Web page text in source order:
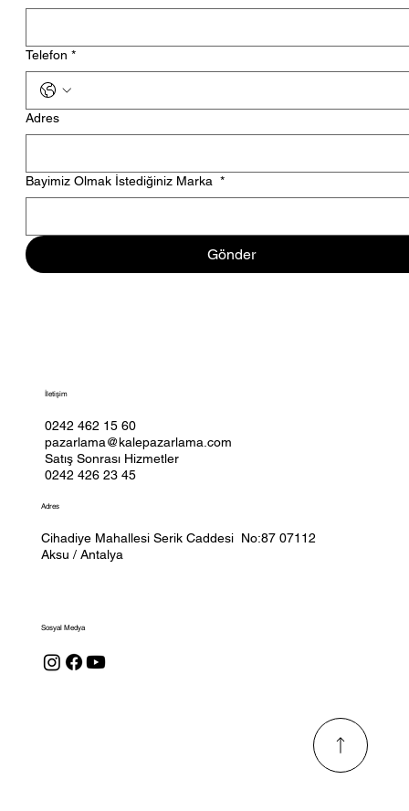
Telefon *
Adres
Bayimiz Olmak İstediğiniz Marka *
Gönder
İletişim
0242 462 15 60
pazarlama@kalepazarlama.com
Satış Sonrası Hizmetler
0242 426 23 45
Adres
Cihadiye Mahallesi Serik Caddesi No:87 07112
Aksu / Antalya
Sosyal Medya